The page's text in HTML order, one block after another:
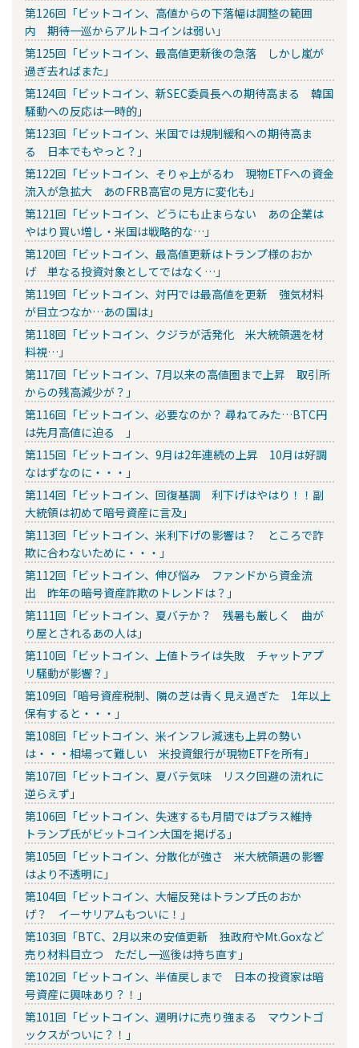
第126回「ビットコイン、高値からの下落幅は調整の範囲
内 期待一巡からアルトコインは弱い」
第125回「ビットコイン、最高値更新後の急落 しかし嵐が
過ぎ去ればまた」
第124回「ビットコイン、新SEC委員長への期待高まる 韓国
騒動への反応は一時的」
第123回「ビットコイン、米国では規制緩和への期待高ま
る 日本でもやっと？」
第122回「ビットコイン、そりゃ上がるわ 現物ETFへの資金
流入が急拡大 あのFRB高官の見方に変化も」
第121回「ビットコイン、どうにも止まらない あの企業は
やはり買い増し・米国は戦略的な…」
第120回「ビットコイン、最高値更新はトランプ様のおか
げ 単なる投資対象としてではなく…」
第119回「ビットコイン、対円では最高値を更新 強気材料
が目立つなか…あの国は」
第118回「ビットコイン、クジラが活発化 米大統領選を材
料視…」
第117回「ビットコイン、7月以来の高値圏まで上昇 取引所
からの残高減少が？」
第116回「ビットコイン、必要なのか？ 尋ねてみた…BTC円
は先月高値に迫る 」
第115回「ビットコイン、9月は2年連続の上昇 10月は好調
なはずなのに・・・」
第114回「ビットコイン、回復基調 利下げはやはり！！副
大統領は初めて暗号資産に言及」
第113回「ビットコイン、米利下げの影響は？ ところで詐
欺に合わないために・・・」
第112回「ビットコイン、伸び悩み ファンドから資金流
出 昨年の暗号資産詐欺のトレンドは？」
第111回「ビットコイン、夏バテか？ 残暑も厳しく 曲が
り屋とされるあの人は」
第110回「ビットコイン、上値トライは失敗 チャットアプ
リ騒動が影響？」
第109回「暗号資産税制、隣の芝は青く見え過ぎた 1年以上
保有すると・・・」
第108回「ビットコイン、米インフレ減速も上昇の勢い
は・・・相場って難しい 米投資銀行が現物ETFを所有」
第107回「ビットコイン、夏バテ気味 リスク回避の流れに
逆らえず」
第106回「ビットコイン、失速するも月間ではプラス維持
トランプ氏がビットコイン大国を掲げる」
第105回「ビットコイン、分散化が強さ 米大統領選の影響
はより不透明に」
第104回「ビットコイン、大幅反発はトランプ氏のおか
げ？ イーサリアムもついに！」
第103回「BTC、2月以来の安値更新 独政府やMt.Goxなど
売り材料目立つ ただし一巡後は持ち直す」
第102回「ビットコイン、半値戻しまで 日本の投資家は暗
号資産に興味あり？！」
第101回「ビットコイン、週明けに売り強まる マウントゴ
ックスがついに？！」